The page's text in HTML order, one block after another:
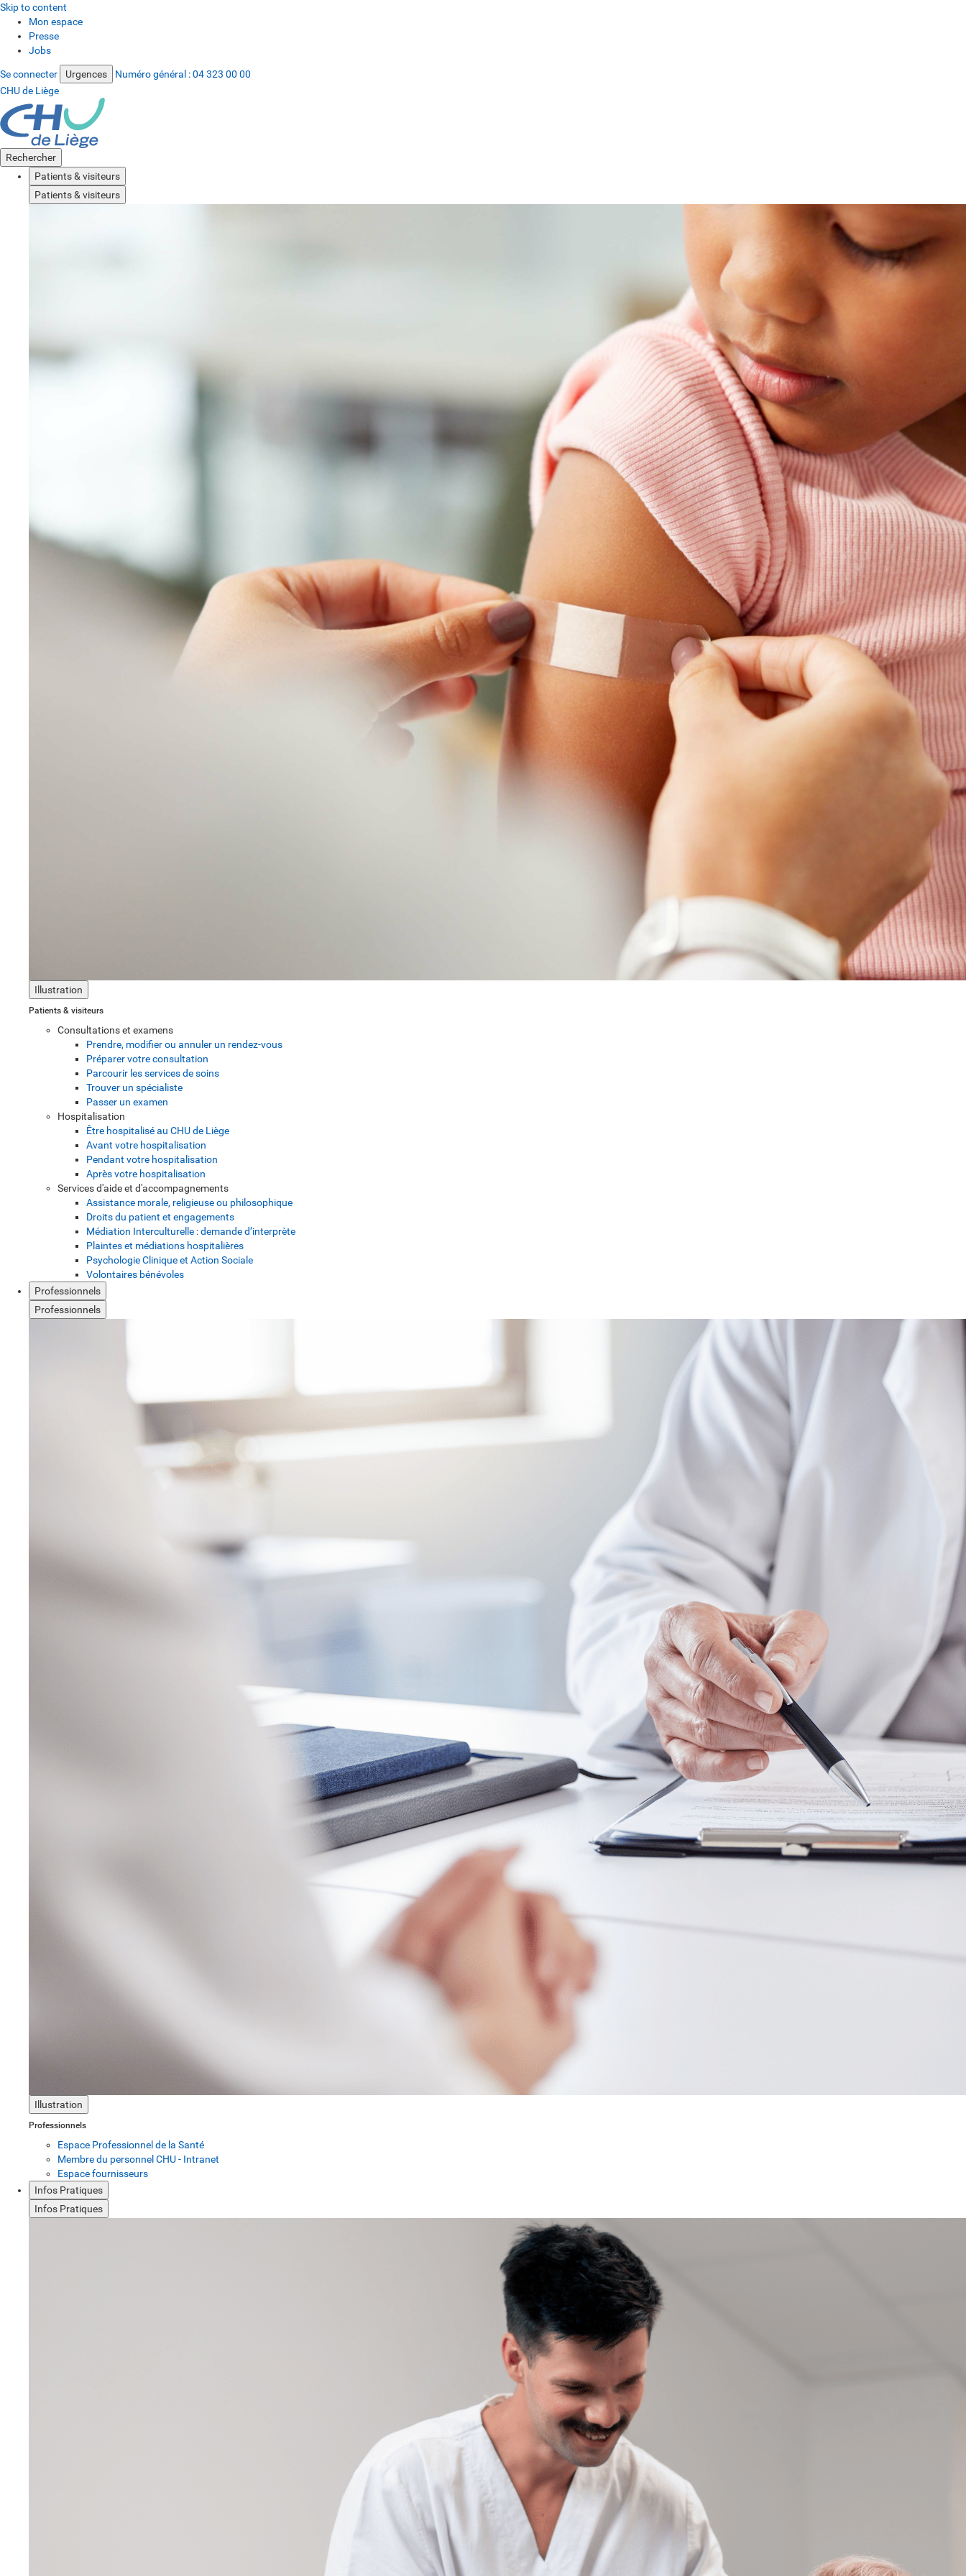
Skip to content
Mon espace
Presse
Jobs
Se connecter Urgences Numéro général :04 323 00 00
CHU de Liège
Rechercher
Patients & visiteurs
Patients & visiteurs
Illustration
Patients & visiteurs
Consultations et examens
Prendre, modifier ou annuler un rendez-vous
Préparer votre consultation
Parcourir les services de soins
Trouver un spécialiste
Passer un examen
Hospitalisation
Être hospitalisé au CHU de Liège
Avant votre hospitalisation
Pendant votre hospitalisation
Après votre hospitalisation
Services d'aide et d'accompagnements
Assistance morale, religieuse ou philosophique
Droits du patient et engagements
Médiation Interculturelle : demande d’interprète
Plaintes et médiations hospitalières
Psychologie Clinique et Action Sociale
Volontaires bénévoles
Professionnels
Professionnels
Illustration
Professionnels
Espace Professionnel de la Santé
Membre du personnel CHU - Intranet
Espace fournisseurs
Infos Pratiques
Infos Pratiques